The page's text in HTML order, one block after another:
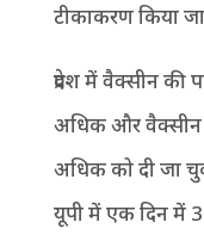
टीकाकरण किया जा
प्रदेश में वैक्सीन
अधिक और वैक्सीन
अधिक को दी जा
यूपी में एक दिन में